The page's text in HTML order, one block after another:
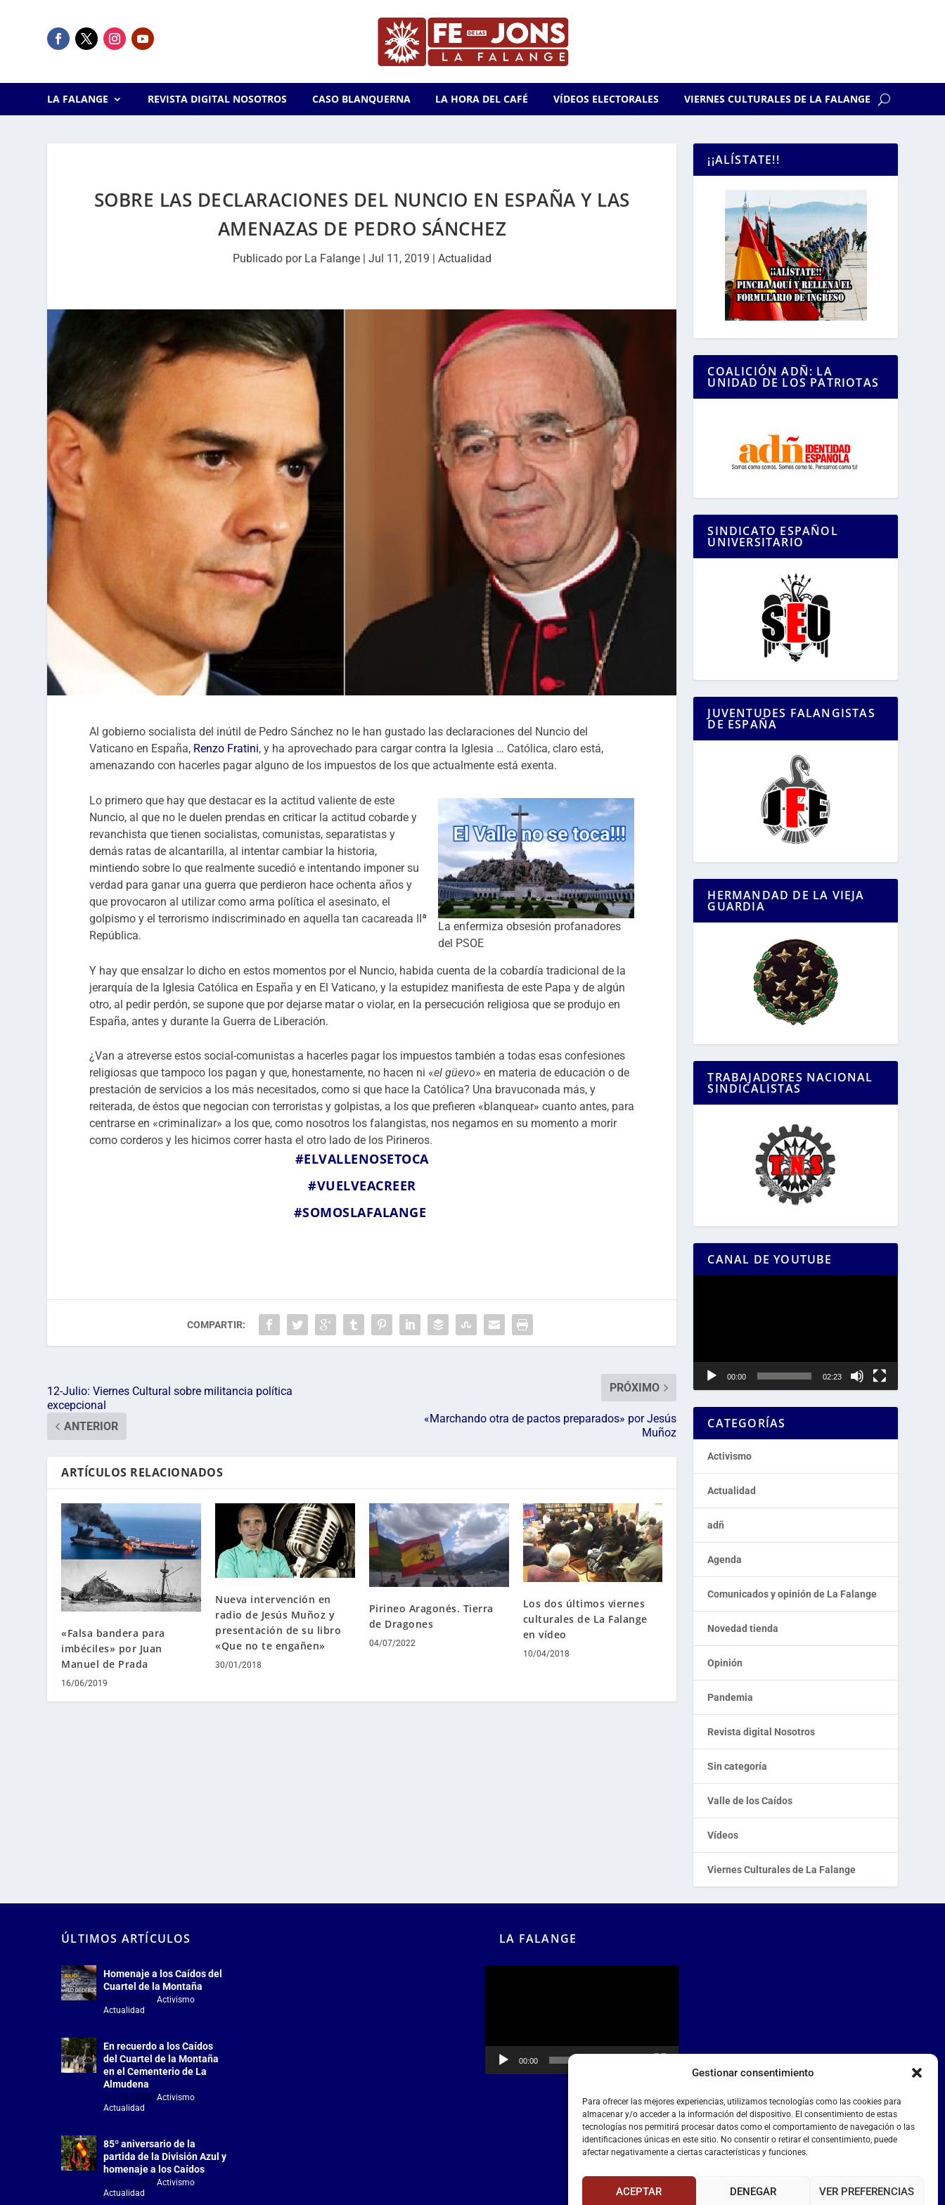
Gestionar consentimiento
Para ofrecer las mejores experiencias, utilizamos tecnologías como las cookies para
almacenar y/o acceder a la información del dispositivo. El consentimiento de estas
tecnologías nos permitirá procesar datos como el comportamiento de navegación o las
identificaciones únicas en este sitio. No consentir o retirar el consentimiento, puede
afectar negativamente a ciertas características y funciones.
ACEPTAR DENEGAR VER PREFERENCIAS
LA FALANGE REVISTA DIGITAL NOSOTROS CASO BLANQUERNA LA HORA DEL CAFÉ VÍDEOS ELECTORALES VIERNES CULTURALES DE LA FALANGE
SOBRE LAS DECLARACIONES DEL NUNCIO EN ESPAÑA Y LAS
AMENAZAS DE PEDRO SÁNCHEZ
Publicado por La Falange| Jul 11, 2019 | Actualidad
Al gobierno socialista del inútil de Pedro Sánchez no le han gustado las declaraciones del Nuncio del
Vaticano en España, Renzo Fratini, y ha aprovechado para cargar contra la Iglesia … Católica, claro está,
amenazando con hacerles pagar alguno de los impuestos de los que actualmente está exenta.
La enfermiza obsesión profanadores
del PSOE
Lo primero que hay que destacar es la actitud valiente de este
Nuncio, al que no le duelen prendas en criticar la actitud cobarde y
revanchista que tienen socialistas, comunistas, separatistas y
demás ratas de alcantarilla, al intentar cambiar la historia,
mintiendo sobre lo que realmente sucedió e intentando imponer su
verdad para ganar una guerra que perdieron hace ochenta años y
que provocaron al utilizar como arma política el asesinato, el
golpismo y el terrorismo indiscriminado en aquella tan cacareada IIª
República.
Y hay que ensalzar lo dicho en estos momentos por el Nuncio, habida cuenta de la cobardía tradicional de la
jerarquía de la Iglesia Católica en España y en El Vaticano, y la estupidez manifiesta de este Papa y de algún
otro, al pedir perdón, se supone que por dejarse matar o violar, en la persecución religiosa que se produjo en
España, antes y durante la Guerra de Liberación.
¿Van a atreverse estos social-comunistas a hacerles pagar los impuestos también a todas esas confesiones
religiosas que tampoco los pagan y que, honestamente, no hacen ni «el güevo» en materia de educación o de
prestación de servicios a los más necesitados, como si que hace la Católica? Una bravuconada más, y
reiterada, de éstos que negocian con terroristas y golpistas, a los que prefieren «blanquear» cuanto antes, para
centrarse en «criminalizar» a los que, como nosotros los falangistas, nos negamos en su momento a morir
como corderos y les hicimos correr hasta el otro lado de los Pirineros.
#ELVALLENOSETOCA
#VUELVEACREER
#SOMOSLAFALANGE
COMPARTIR:
12-Julio: Viernes Cultural sobre militancia política
excepcional
ANTERIOR
PRÓXIMO
«Marchando otra de pactos preparados» por Jesús
Muñoz
ARTÍCULOS RELACIONADOS
«Falsa bandera para
imbéciles» por Juan
Manuel de Prada
16/06/2019
Nueva intervención en
radio de Jesús Muñoz y
presentación de su libro
«Que no te engañen»
30/01/2018
Pirineo Aragonés. Tierra
de Dragones
04/07/2022
Los dos últimos viernes
culturales de La Falange
en vídeo
10/04/2018
¡¡ALÍSTATE!!
COALICIÓN ADÑ: LA
UNIDAD DE LOS PATRIOTAS
SINDICATO ESPAÑOL
UNIVERSITARIO
JUVENTUDES FALANGISTAS
DE ESPAÑA
HERMANDAD DE LA VIEJA
GUARDIA
TRABAJADORES NACIONAL
SINDICALISTAS
CANAL DE YOUTUBE
00:00 02:23
CATEGORÍAS
Activismo
Actualidad
adñ
Agenda
Comunicados y opinión de La Falange
Novedad tienda
Opinión
Pandemia
Revista digital Nosotros
Sin categoría
Valle de los Caídos
Vídeos
Viernes Culturales de La Falange
ÚLTIMOS ARTÍCULOS
Homenaje a los Caídos del
Cuartel de la Montaña
Jul 18, 2026 |Activismo,
Actualidad
En recuerdo a los Caídos
del Cuartel de la Montaña
en el Cementerio de La
Almudena
Jul 18, 2026 |Activismo,
Actualidad
85º aniversario de la
partida de la División Azul y
homenaje a los Caídos
Jul 15, 2026 |Activismo,
Actualidad
LA FALANGE
00:00